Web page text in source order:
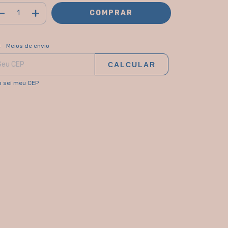
para o CEP:
Meios de envio
CALCULAR
sei meu CEP